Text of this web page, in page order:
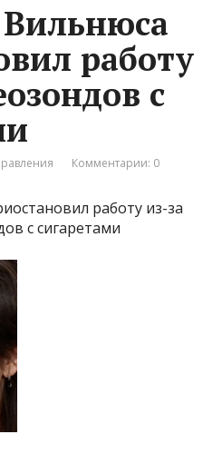
работу
с
Комментарии: 0
работу из-за
с сигаретами